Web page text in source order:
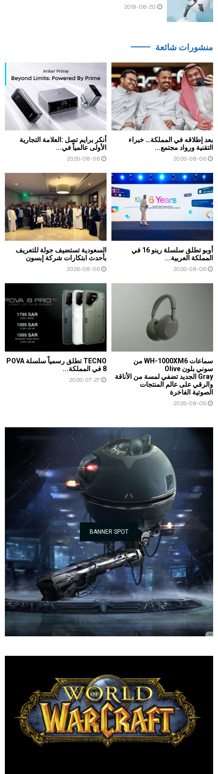
2019-08-20
منشورات شائعة
بعد إطلاقه في المملكة… خبراء
التقنية ورواد مجتمع...
2026-08-06
أنكر برايم تصل :العلامة التجارية
الأولى عالمياً في...
2026-08-06
أوبو تطلق سلسلة رينو 16 في
المملكة العربية...
2026-08-06
السعودية تستضيف جولة للتعريف
بأحدث ابتكارات شركة إبسون
2026-08-06
سماعات WH-1000XM6 من
سوني بلون Olive
Gray الجديد تضفي لمسة من الأناقة
والرقي على عالم المنتجات
الصوتية الفاخرة
2026-08-06
TECNO تطلق رسمياً سلسلة POVA
8 في المملكة...
2026-07-27
BANNER SPOT